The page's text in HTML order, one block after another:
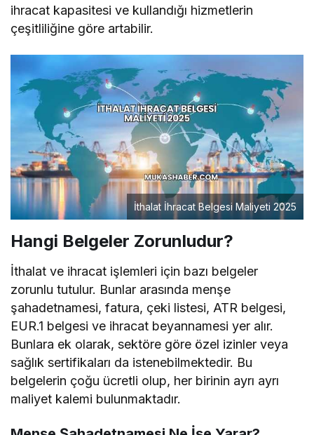
ihracat kapasitesi ve kullandığı hizmetlerin
çeşitliliğine göre artabilir.
İthalat İhracat Belgesi Maliyeti 2025
Hangi Belgeler Zorunludur?
İthalat ve ihracat işlemleri için bazı belgeler
zorunlu tutulur. Bunlar arasında menşe
şahadetnamesi, fatura, çeki listesi, ATR belgesi,
EUR.1 belgesi ve ihracat beyannamesi yer alır.
Bunlara ek olarak, sektöre göre özel izinler veya
sağlık sertifikaları da istenebilmektedir. Bu
belgelerin çoğu ücretli olup, her birinin ayrı ayrı
maliyet kalemi bulunmaktadır.